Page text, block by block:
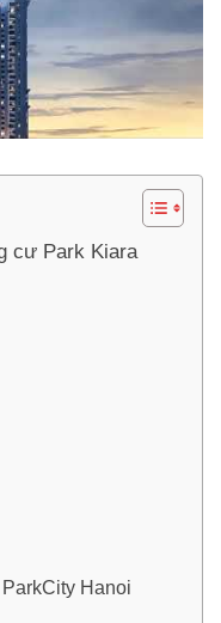
cư Park Kiara
Hanoi